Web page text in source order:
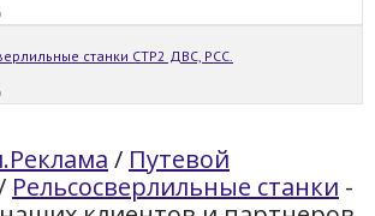
станки СТР2 ДВС, РСС.
/ Путевой
Рельсосверлильные станки -